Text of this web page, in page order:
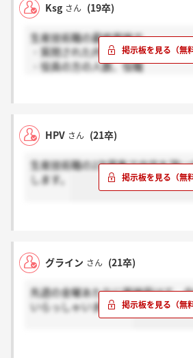
Ksg さん (19卒)
生産技術職の最終面接で
・質問された内容
・役員の方の人数、役職
わかる方いましたら教えて頂きた
HPV さん (21卒)
生産技術職の2次募集で内定を頂
します。
グライン さん (21卒)
先週の金曜あたりに面接受けて、
いらっしゃいますか？